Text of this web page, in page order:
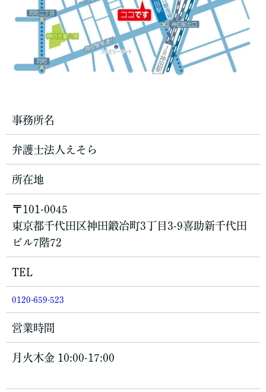
事務所名
弁護士法人えそら
所在地
〒101-0045
東京都千代田区神田鍛冶町3丁目3-9喜助新千代田
ビル7階72
TEL
0120-659-523
営業時間
月火木金 10:00-17:00